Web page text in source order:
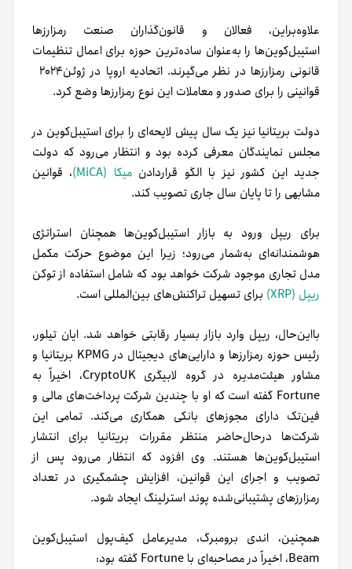
علاوه‌بر‌این، فعالان و قانون‌گذاران صنعت رمزارزها
استیبل‌کوین‌ها را به‌عنوان ساده‌ترین حوزه برای اعمال تنظیمات
قوانینی را برای صدور و معاملات این نوع رمزارزها وضع کرد.
دولت بریتانیا نیز یک سال پیش لایحه‌ای را برای استیبل‌کوین در
مجلس نمایندگان معرفی کرده بود و انتظار می‌رود که دولت
جدید این کشور نیز با الگو قراردادنمیکا (MiCA)
، قوانین
مشابهی را تا پایان سال جاری تصویب کند.
برای ریپل ورود به بازار استیبل‌کوین‌ها همچنان استراتژی
هوشمندانه‌ای به‌شمار می‌رود؛ زیرا این موضوع حرکت مکمل
مدل تجاری موجود شرکت خواهد بود که شامل استفاده از توکن
ریپل (XRP)
برای تسهیل تراکنش‌های بین‌المللی است.
بااین‌حال، ریپل وارد بازار بسیار رقابتی خواهد شد. ایان تیلور،
رئیس حوزه رمزارزها و دارایی‌های دیجیتال در KPMG بریتانیا و
مشاور هیئت‌مدیره در گروه لابیگری CryptoUK، اخیراً به
Fortune گفته است که او با چندین شرکت پرداخت‌های مالی و
فین‌تک دارای مجوزهای بانکی همکاری می‌کند. تمامی این
شرکت‌ها در‌حال‌حاضر منتظر مقررات بریتانیا برای انتشار
استیبل‌کوین‌ها هستند. وی افزود که انتظار می‌رود پس از
تصویب و اجرای این قوانین، افزایش چشمگیری در تعداد
رمزارزهای پشتیبانی‌شده‌ پوند استرلینگ ایجاد شود.
همچنین، اندی برومبرگ، مدیرعامل کیف‌پول استیبل‌کوین
Beam، اخیراً در مصاحبه‌ای با Fortune گفته بود: